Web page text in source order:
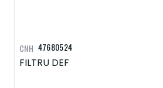
47680524
FILTRU DEF
CNH